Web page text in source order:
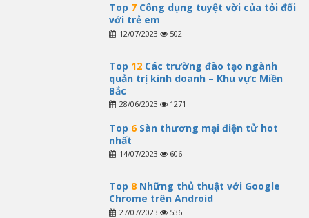
Top 7Công dụng tuyệt vời của tỏi đối
với trẻ em
12/07/2023 502
Top 12Các trường đào tạo ngành
quản trị kinh doanh – Khu vực Miền
Bắc
28/06/2023 1271
Top 6Sàn thương mại điện tử hot
nhất
14/07/2023 606
Top 8Những thủ thuật với Google
Chrome trên Android
27/07/2023 536